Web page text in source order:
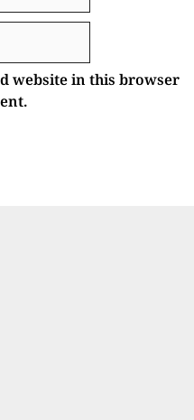
website in this browser